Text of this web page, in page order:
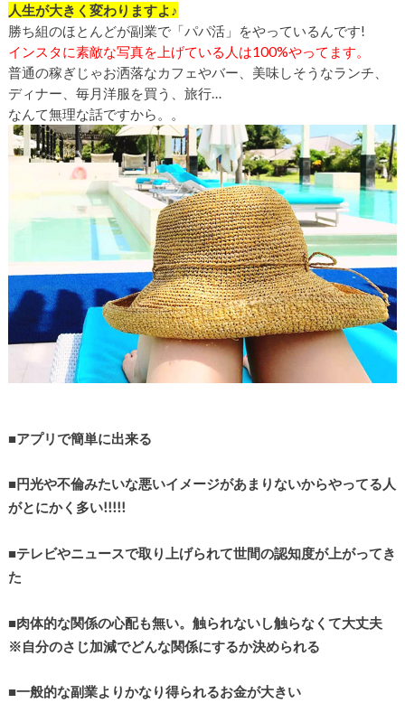
人生が大きく変わりますよ♪
勝ち組のほとんどが副業で「パパ活」をやっているんです!
インスタに素敵な写真を上げている人は100%やってます。
普通の稼ぎじゃお洒落なカフェやバー、美味しそうなランチ、
ディナー、毎月洋服を買う、旅行…
なんて無理な話ですから。。
■アプリで簡単に出来る
■円光や不倫みたいな悪いイメージがあまりないからやってる人
がとにかく多い!!!!!
■テレビやニュースで取り上げられて世間の認知度が上がってき
た
■肉体的な関係の心配も無い。触られないし触らなくて大丈夫
※自分のさじ加減でどんな関係にするか決められる
■一般的な副業よりかなり得られるお金が大きい